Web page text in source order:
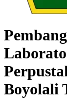
Boyolali